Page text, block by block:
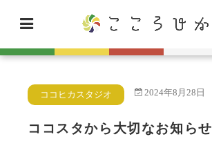
ココヒカスタジオ 2024年8月28日
ココスタから大切なお知らせ